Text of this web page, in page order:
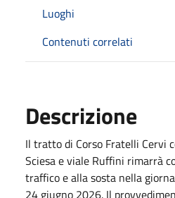
Luoghi
Contenuti correlati
Descrizione
Il tratto di Corso Fratelli Cervi
Sciesa e viale Ruffini rimarrà
traffico e alla sosta nella
24 giugno 2026. Il